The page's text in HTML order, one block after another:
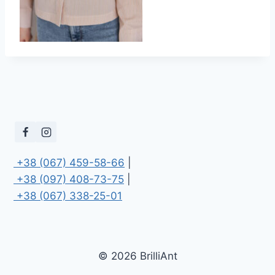
+38 (067) 459-58-66
+38 (097) 408-73-75
+38 (067) 338-25-01
© 2026 BrilliAnt